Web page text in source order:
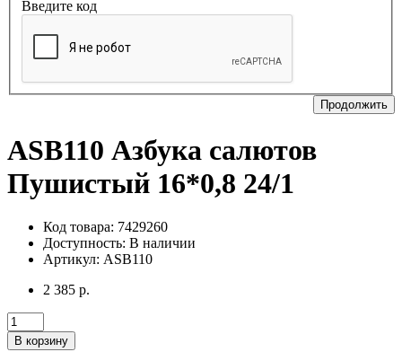
Введите код
Продолжить
ASB110 Азбука салютов
Пушистый 16*0,8 24/1
Код товара: 7429260
Доступность: В наличии
Артикул: ASB110
2 385 р.
В корзину